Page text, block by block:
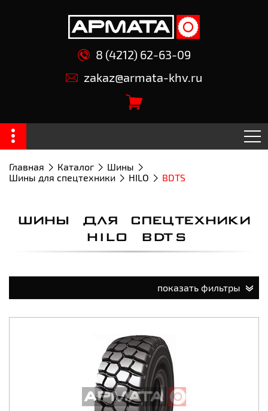
8 (4212) 62-63-09
zakaz@armata-khv.ru
Главная Каталог
Шины
Шины для спецтехники
HILO BDTS
ШИНЫ ДЛЯ СПЕЦТЕХНИКИ
HILO BDTS
показать фильтры